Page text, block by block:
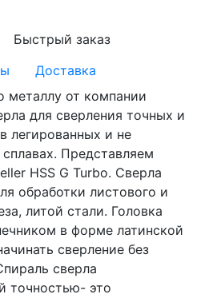
Быстрый заказ
Доставка
металлу от компании
для сверления точных и
легированных и не
Представляем
HSS G Turbo. Сверла
обработки листового и
литой стали. Головка
в форме латинской
сверление без
сверла
точностью- это